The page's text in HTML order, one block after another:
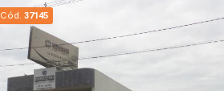
Cód. 37145